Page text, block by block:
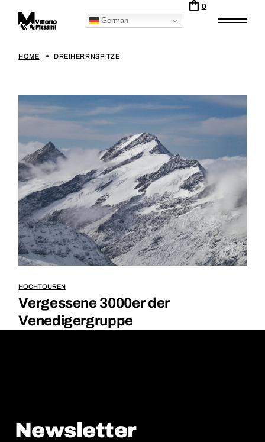
German
0
HOME DREIHERRNSPITZE
HOCHTOUREN
Vergessene 3000er der
Venedigergruppe
Newsletter